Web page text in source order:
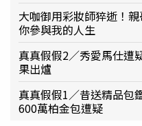
大咖御用彩妝師猝逝！
你參與我的人生
真真假假2／秀愛馬仕
果出爐
真真假假1／昔送精品
600萬柏金包遭疑